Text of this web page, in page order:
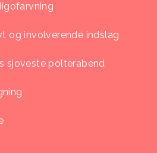
og involverende indslag
sjoveste polterabend